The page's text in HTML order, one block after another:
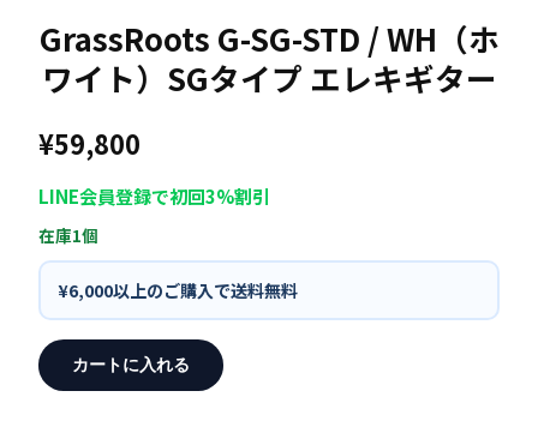
GrassRoots G-SG-STD / WH（ホ
ワイト）SGタイプ エレキギター
¥59,800
LINE会員登録で初回3%割引
在庫1個
¥6,000以上のご購入で送料無料
GrassRoots
G-
カートに入れる